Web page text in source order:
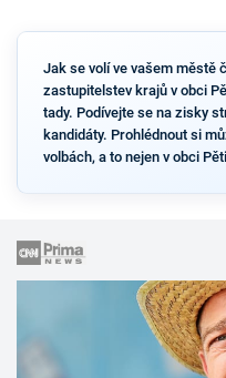
Jak se volí ve vašem městě
zastupitelstev krajů v obci
tady. Podívejte se na zisky
kandidáty. Prohlédnout si
volbách, a to nejen v obci